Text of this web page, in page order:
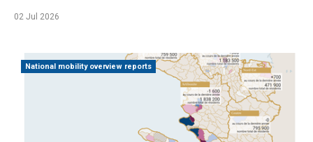
02 Jul 2026
National mobility overview reports